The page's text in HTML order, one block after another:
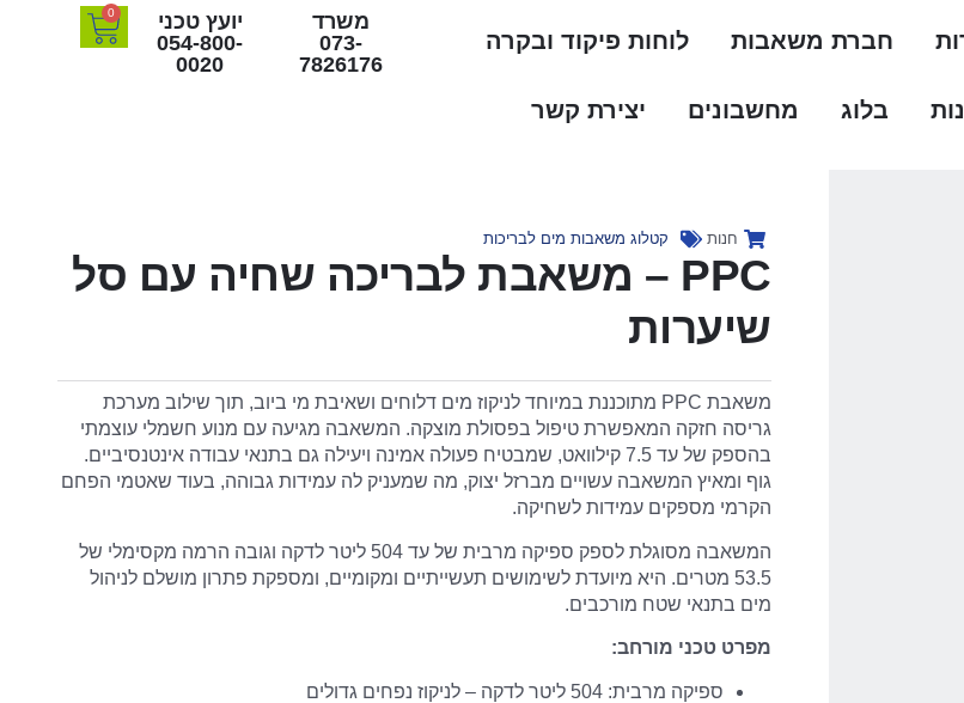
חברת משאבות לוחות פיקוד ובקרה
בלוג מחשבונים יצירת קשר
משרד
073-
7826176
יועץ טכני
054-800-
0020
0
חנות קטלוג משאבות מים לבריכות
PPC – משאבת לבריכה שחיה עם סל
שיערות
משאבת PPC מתוכננת במיוחד לניקוז מים דלוחים ושאיבת מי ביוב, תוך שילוב מערכת
גריסה חזקה המאפשרת טיפול בפסולת מוצקה. המשאבה מגיעה עם מנוע חשמלי עוצמתי
בהספק של עד 7.5 קילוואט, שמבטיח פעולה אמינה ויעילה גם בתנאי עבודה אינטנסיביים.
גוף ומאיץ המשאבה עשויים מברזל יצוק, מה שמעניק לה עמידות גבוהה, בעוד שאטמי הפחם
הקרמי מספקים עמידות לשחיקה.
המשאבה מסוגלת לספק ספיקה מרבית של עד 504 ליטר לדקה וגובה הרמה מקסימלי של
53.5 מטרים. היא מיועדת לשימושים תעשייתיים ומקומיים, ומספקת פתרון מושלם לניהול
מים בתנאי שטח מורכבים.
מפרט טכני מורחב:
ספיקה מרבית: 504 ליטר לדקה – לניקוז נפחים גדולים